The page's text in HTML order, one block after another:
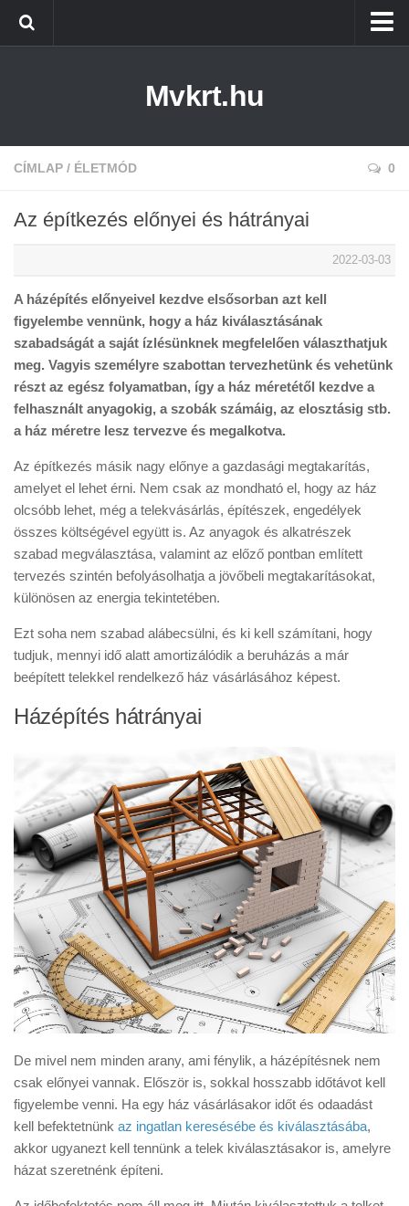
Tiszaújváros
Kazincbarcika
Életmód
Mvkrt.hu
CÍMLAP / ÉLETMÓD 0
Az építkezés előnyei és hátrányai
2022-03-03
A házépítés előnyeivel kezdve elsősorban azt kell
figyelembe vennünk, hogy a ház kiválasztásának
szabadságát a saját ízlésünknek megfelelően választhatjuk
meg. Vagyis személyre szabottan tervezhetünk és vehetünk
részt az egész folyamatban, így a ház méretétől kezdve a
felhasznált anyagokig, a szobák számáig, az elosztásig stb.
a ház méretre lesz tervezve és megalkotva.
Az építkezés másik nagy előnye a gazdasági megtakarítás,
amelyet el lehet érni. Nem csak az mondható el, hogy az ház
olcsóbb lehet, még a telekvásárlás, építészek, engedélyek
összes költségével együtt is. Az anyagok és alkatrészek
szabad megválasztása, valamint az előző pontban említett
tervezés szintén befolyásolhatja a jövőbeli megtakarításokat,
különösen az energia tekintetében.
Ezt soha nem szabad alábecsülni, és ki kell számítani, hogy
tudjuk, mennyi idő alatt amortizálódik a beruházás a már
beépített telekkel rendelkező ház vásárlásához képest.
Házépítés hátrányai
De mivel nem minden arany, ami fénylik, a házépítésnek nem
csak előnyei vannak. Először is, sokkal hosszabb időtávot kell
figyelembe venni. Ha egy ház vásárlásakor időt és odaadást
kell befektetnünk az ingatlan keresésébe és kiválasztásába,
akkor ugyanezt kell tennünk a telek kiválasztásakor is, amelyre
házat szeretnénk építeni.